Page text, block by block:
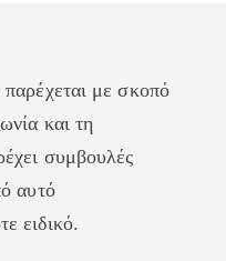
με σκοπό
και τη
συμβουλές
αυτό
ειδικό.